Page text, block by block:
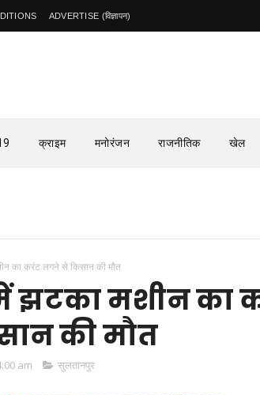
ADVERTISE (विज्ञापन)
क्राइम मनोरंजन राजनीतिक खेल
का करंट लगने से किसान की मौत
झटका मशीन का
की मौत
am सुलतानपुर